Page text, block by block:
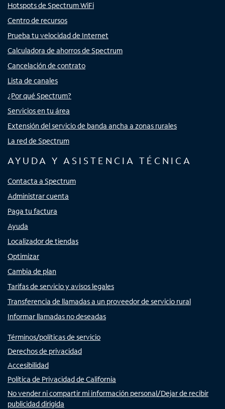
Hotspots de Spectrum WiFi
Centro de recursos
Prueba tu velocidad de Internet
Calculadora de ahorros de Spectrum
Cancelación de contrato
Lista de canales
¿Por qué Spectrum?
Servicios en tu área
Extensión del servicio de banda ancha a zonas rurales
La red de Spectrum
AYUDA Y ASISTENCIA TÉCNICA
Contacta a Spectrum
Administrar cuenta
Paga tu factura
Ayuda
Localizador de tiendas
Optimizar
Cambia de plan
Tarifas de servicio y avisos legales
Transferencia de llamadas a un proveedor de servicio rural
Informar llamadas no deseadas
Términos/políticas de servicio
Derechos de privacidad
Accesibilidad
Política de Privacidad de California
No vender ni compartir mi información personal/Dejar de recibir
publicidad dirigida